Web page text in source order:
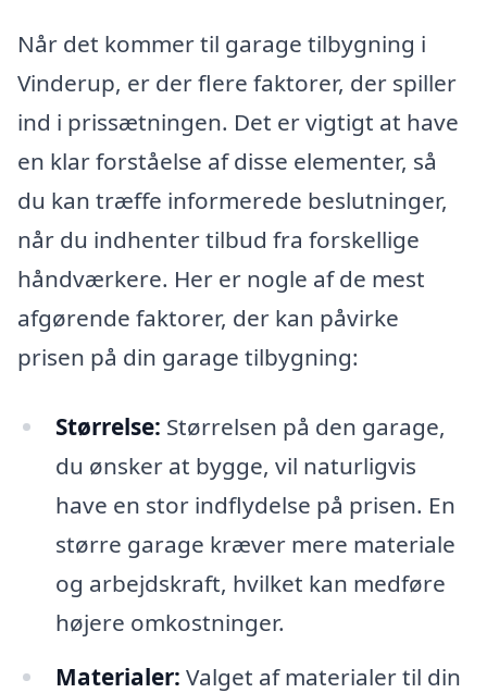
Når det kommer til garage tilbygning i
Vinderup, er der flere faktorer, der spiller
ind i prissætningen. Det er vigtigt at have
en klar forståelse af disse elementer, så
du kan træffe informerede beslutninger,
når du indhenter tilbud fra forskellige
håndværkere. Her er nogle af de mest
afgørende faktorer, der kan påvirke
prisen på din garage tilbygning:
Størrelse: Størrelsen på den garage,
du ønsker at bygge, vil naturligvis
have en stor indflydelse på prisen. En
større garage kræver mere materiale
og arbejdskraft, hvilket kan medføre
højere omkostninger.
Materialer: Valget af materialer til din